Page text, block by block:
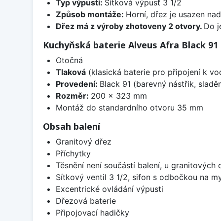
Typ výpusti: Sítková výpusť 3 1/2
Způsob montáže: Horní, dřez je usazen
Dřez má z výroby zhotoveny 2 otvory. Do
Kuchyňská baterie Alveus Afra Black 91
Otočná
Tlaková(klasická baterie pro připojení k
Provedení: Black 91 (barevný nástřik,
Rozměr: 200 x 323 mm
Montáž do standardního otvoru 35 mm
Obsah balení
Granitový dřez
Příchytky
Těsnění není součástí balení, u
Sítkový ventil 3 1/2, sifon s odbočkou na
Excentrické ovládání výpusti
Dřezová baterie
Připojovací hadičky